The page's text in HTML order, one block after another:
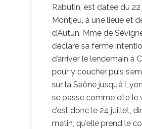
Rabutin, est datée du
Montjeu, à une lieue et
d’Autun. Mme de
déclare sa ferme
d’arriver le lendemain à
pour y coucher puis
sur la Saône jusqu’à
se passe comme elle le
c’est donc le 24 juillet,
matin, qu’elle prend le